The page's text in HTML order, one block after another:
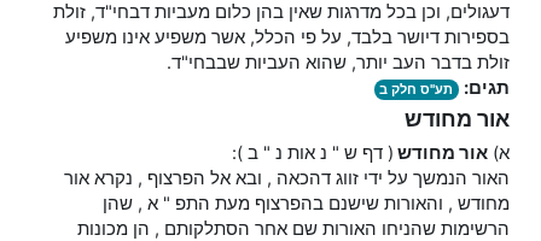
דעגולים, וכן בכל מדרגות שאין בהן כלום מעביות דבחי"ד, זולת
בספירות דיושר בלבד, על פי הכלל, אשר משפיע אינו משפיע
זולת בדבר העב יותר, שהוא העביות שבבחי"ד.
תגים:
תע"ס חלק ב
אור מחודש
א)אור מחודש ( דף ש " נ אות נ " ב ):
האור הנמשך על ידי זווג דהכאה , ובא אל הפרצוף , נקרא אור
מחודש , והאורות שישנם בהפרצוף מעת התפ " א , שהן
הרשימות שהניחו האורות שם אחר הסתלקותם , הן מכונות